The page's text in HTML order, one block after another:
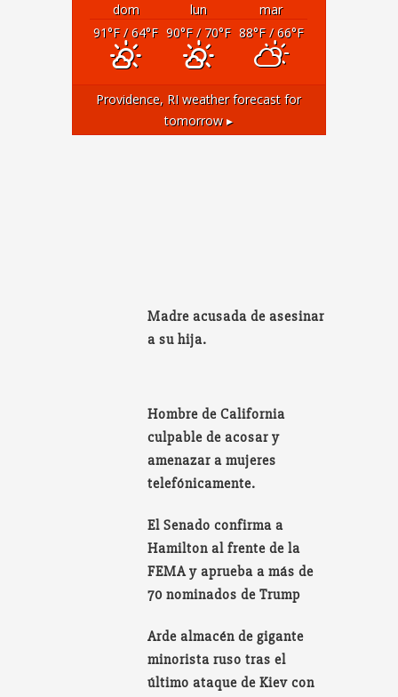
dom lun
mar
91°F/ 64°F 90°F/ 70°F 88°F/ 66°F
Providence, RI weather forecast for
tomorrow ▸
Madre acusada de asesinar
a su hija.
Hombre de California
culpable de acosar y
amenazar a mujeres
telefónicamente.
El Senado confirma a
Hamilton al frente de la
FEMA y aprueba a más de
70 nominados de Trump
Arde almacén de gigante
minorista ruso tras el
último ataque de Kiev con